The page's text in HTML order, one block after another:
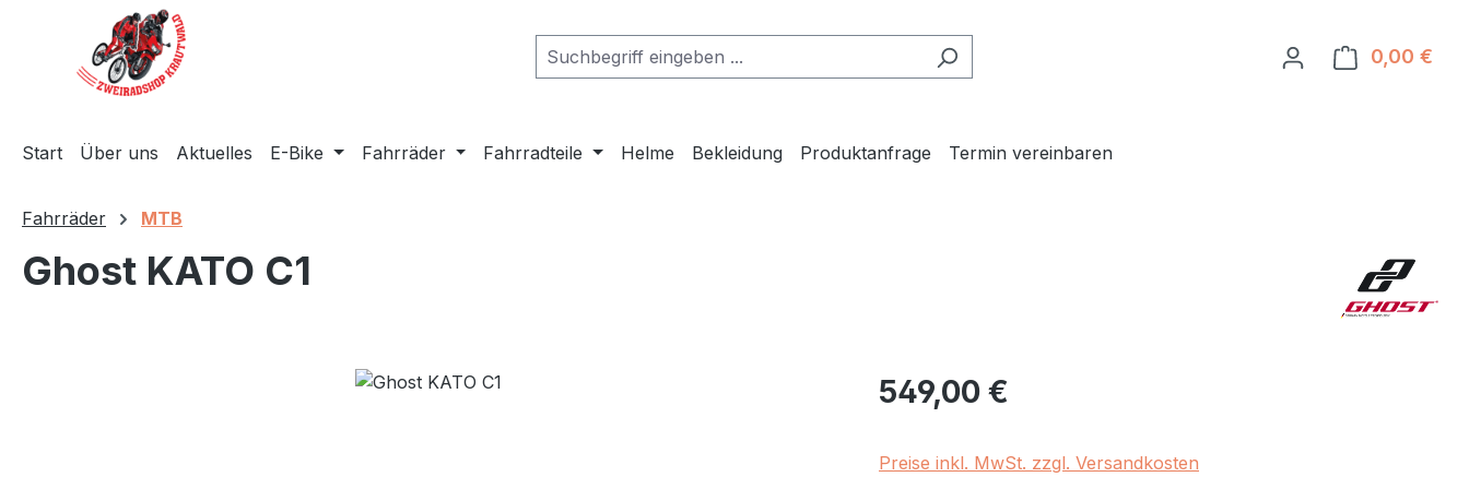
Hauptinhalt springen
Zur Suche springen
Zur Hauptnavigation springen
0,00 €
Start Über uns Aktuelles E-Bike Fahrräder Fahrradteile Helme Bekleidung Produktanfrage Termin vereinbaren
Fahrräder MTB
Ghost KATO C1
Regulärer Preis:
549,00 €
Preise inkl. MwSt. zzgl. Versandkosten